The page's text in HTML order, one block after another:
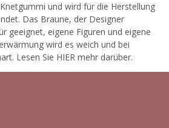
und wird für die Herstellung
Das Braune, der Designer
geeignet, eigene Figuren und eigene
wird es weich und bei
Lesen Sie HIER mehr darüber.